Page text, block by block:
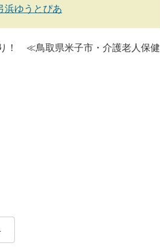
浜ゆうとぴあ
！ ≪鳥取県米子市・介護老人保健